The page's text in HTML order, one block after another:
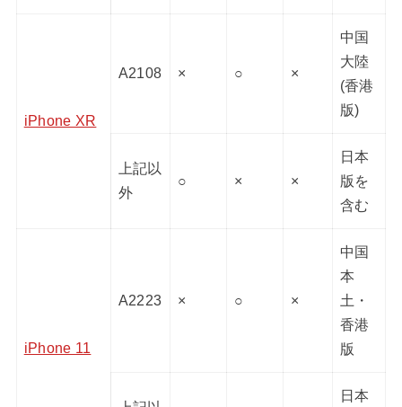
iPhone XR
A2108 × ○ ×
中国
大陸
(香港
版)
上記以
外
○ × ×
日本
版を
含む
iPhone 11
A2223 × ○ ×
中国
本
土・
香港
版
日本